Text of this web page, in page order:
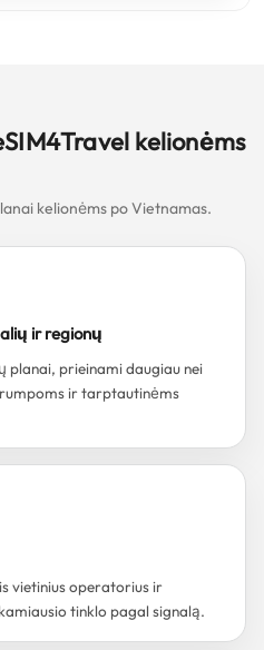
kelionėms
kelionėms po Vietnamas.
ir regionų
planai, prieinami daugiau nei
ir tarptautinėms
vietinius operatorius ir
tinklo pagal signalą.